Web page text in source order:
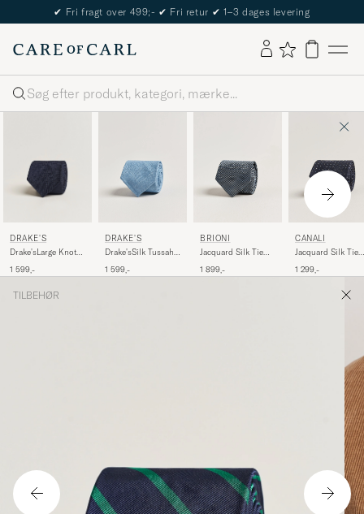
The Care of Carl Passport
Søg
DRAKE'S
Drake'sLarge Knot
Grenadine Silk
1 599,-
DRAKE'S
Drake'sSilk Tussah
Blue
1 599,-
BRIONI
Jacquard Silk Tie
1 899,-
CANALI
Jacquard Silk Tie
1 299,-
TILBEHØR